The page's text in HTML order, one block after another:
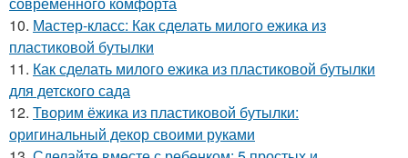
10. Мастер-класс: Как сделать милого ежика из
пластиковой бутылки
11. Как сделать милого ежика из пластиковой бутылки
для детского сада
12. Творим ёжика из пластиковой бутылки:
оригинальный декор своими руками